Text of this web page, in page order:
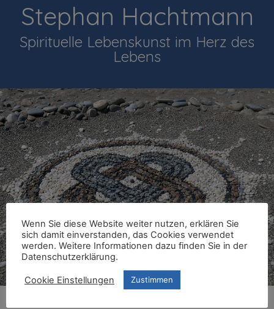
Stephan Hachtmann
Spirituelle Lebenskunst im Herz des
Lebens
Wenn Sie diese Website weiter nutzen, erklären Sie
sich damit einverstanden, das Cookies verwendet
werden. Weitere Informationen dazu finden Sie in der
Datenschutzerklärung.
Cookie Einstellungen Zustimmen